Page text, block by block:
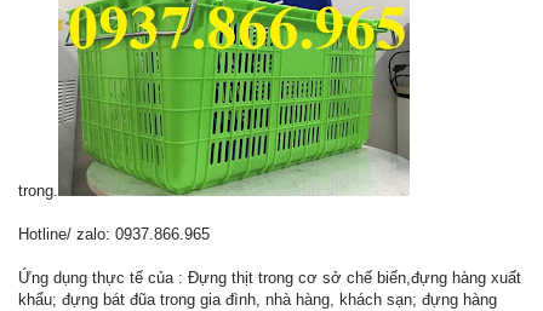
trong.
Hotline/ zalo: 0937.866.965
Ứng dụng thực tế của : Đựng thịt trong cơ sở chế biến,đựng hàng xuất
khẩu; đựng bát đũa trong gia đình, nhà hàng, khách sạn; đựng hàng